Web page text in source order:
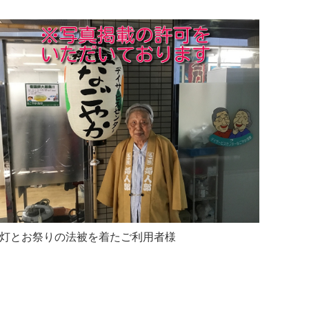
とお祭りの法被を着たご利用者様